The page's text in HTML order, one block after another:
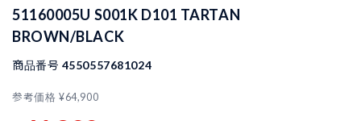
51160005U S001K D101 TARTAN
BROWN/BLACK
商品番号 4550557681024
参考価格 ¥64,900